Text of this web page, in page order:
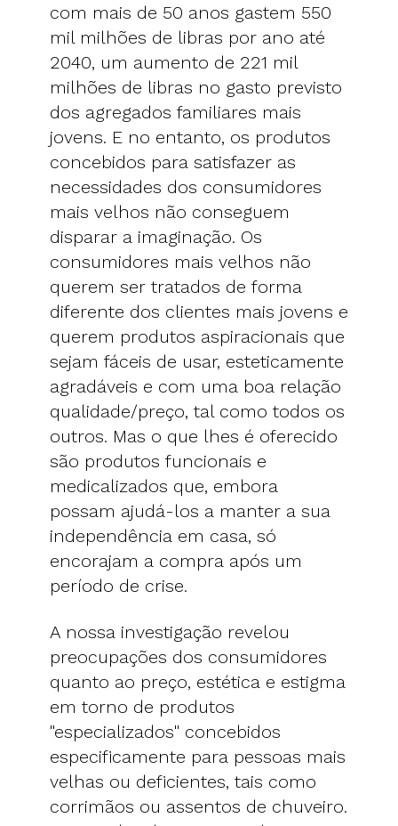
com mais de 50 anos gastem 550
mil milhões de libras por ano até
2040, um aumento de 221 mil
milhões de libras no gasto previsto
dos agregados familiares mais
jovens. E no entanto, os produtos
concebidos para satisfazer as
necessidades dos consumidores
mais velhos não conseguem
disparar a imaginação. Os
consumidores mais velhos não
querem ser tratados de forma
diferente dos clientes mais jovens e
querem produtos aspiracionais que
sejam fáceis de usar, esteticamente
agradáveis e com uma boa relação
qualidade/preço, tal como todos os
outros. Mas o que lhes é oferecido
são produtos funcionais e
medicalizados que, embora
possam ajudá-los a manter a sua
independência em casa, só
encorajam a compra após um
período de crise.
A nossa investigação revelou
preocupações dos consumidores
quanto ao preço, estética e estigma
em torno de produtos
"especializados" concebidos
especificamente para pessoas mais
velhas ou deficientes, tais como
corrimãos ou assentos de chuveiro.